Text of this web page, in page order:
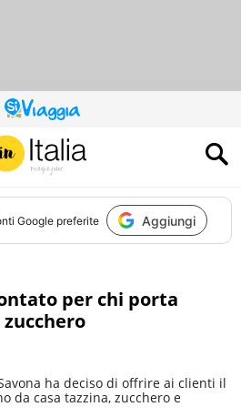
QUESTO
SITO
CONTRIBUISCE
ALL’AUDIENCE
DI
Google preferite Aggiungi
per chi porta
ha deciso di offrire ai clienti il
da casa tazzina, zucchero e